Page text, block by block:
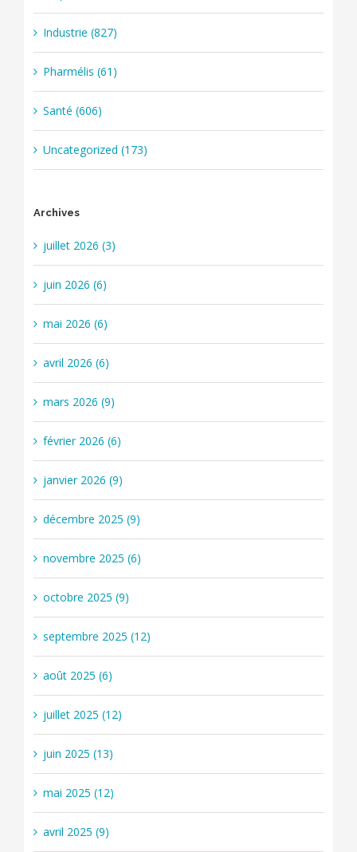
Industrie (827)
Pharmélis (61)
Santé (606)
Uncategorized (173)
Archives
juillet 2026 (3)
juin 2026 (6)
mai 2026 (6)
avril 2026 (6)
mars 2026 (9)
février 2026 (6)
janvier 2026 (9)
décembre 2025 (9)
novembre 2025 (6)
octobre 2025 (9)
septembre 2025 (12)
août 2025 (6)
juillet 2025 (12)
juin 2025 (13)
mai 2025 (12)
avril 2025 (9)